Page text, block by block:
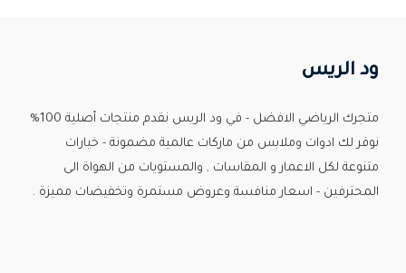
ود الريس
متجرك الرياضي الافضل - في ود الريس نقدم منتجات أصلية 100%
نوفر لك ادوات وملابس من ماركات عالمية مضمونة - خيارات
متنوعة لكل الاعمار و المقاسات , والمستويات من الهواة الى
المحترفين - اسعار منافسة وعروض مستمرة وتخفيضات مميزة .